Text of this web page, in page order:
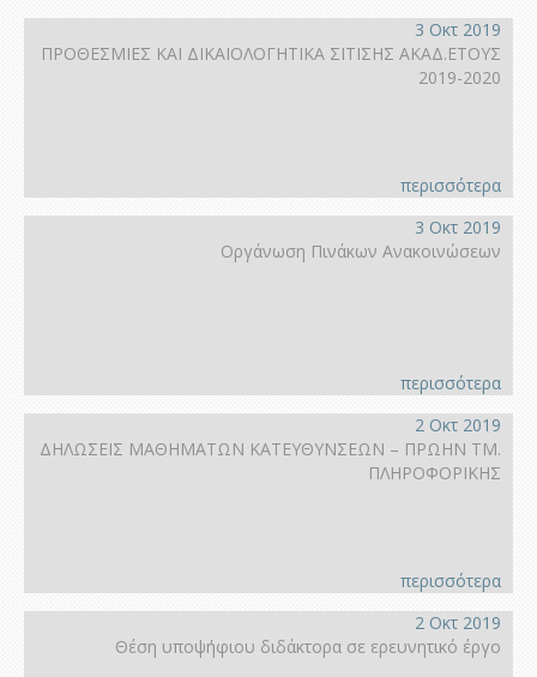
3 Οκτ 2019
ΠΡΟΘΕΣΜΙΕΣ ΚΑΙ ΔΙΚΑΙΟΛΟΓΗΤΙΚΑ ΣΙΤΙΣΗΣ ΑΚΑΔ.ΕΤΟΥΣ
2019-2020
περισσότερα
3 Οκτ 2019
Οργάνωση Πινάκων Ανακοινώσεων
περισσότερα
2 Οκτ 2019
ΔΗΛΩΣΕΙΣ ΜΑΘΗΜΑΤΩΝ ΚΑΤΕΥΘΥΝΣΕΩΝ – ΠΡΩΗΝ ΤΜ.
ΠΛΗΡΟΦΟΡΙΚΗΣ
περισσότερα
2 Οκτ 2019
Θέση υποψήφιου διδάκτορα σε ερευνητικό έργο